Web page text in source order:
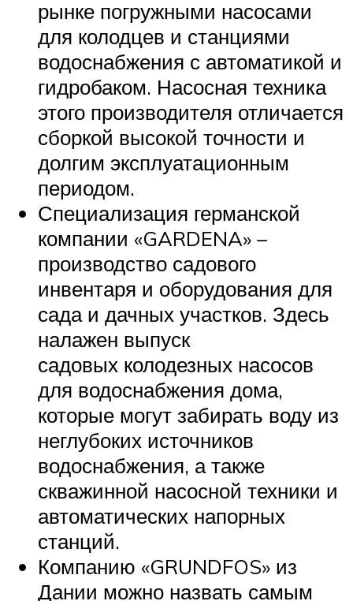
рынке погружными насосами
для колодцев и станциями
водоснабжения с автоматикой и
гидробаком. Насосная техника
этого производителя отличается
сборкой высокой точности и
долгим эксплуатационным
периодом.
Специализация германской
компании «GARDENA» –
производство садового
инвентаря и оборудования для
сада и дачных участков. Здесь
налажен выпуск
садовых колодезных насосов
для водоснабжения дома,
которые могут забирать воду из
неглубоких источников
водоснабжения, а также
скважинной насосной техники и
автоматических напорных
станций.
Компанию «GRUNDFOS» из
Дании можно назвать самым